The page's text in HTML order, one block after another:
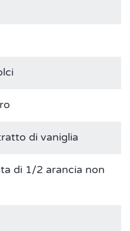
di vaniglia
di 1/2 arancia non